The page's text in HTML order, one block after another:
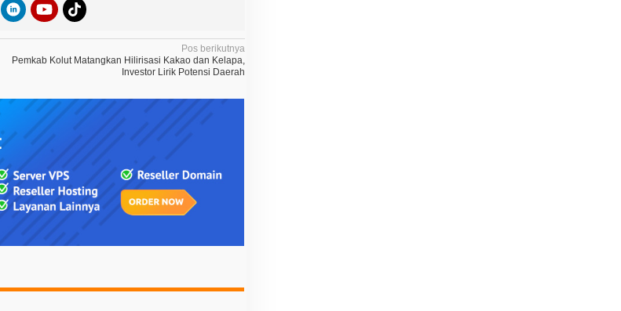
Pos berikutnya
Pemkab Kolut Matangkan Hilirisasi Kakao dan Kelapa,
Investor Lirik Potensi Daerah